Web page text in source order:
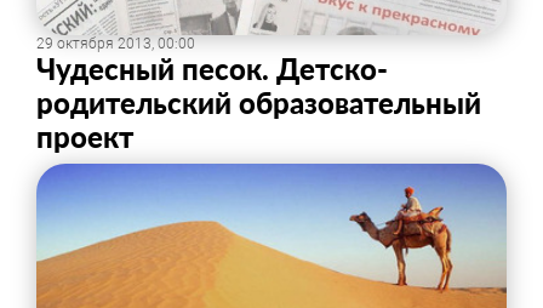
29 октября 2013, 00:00
Чудесный песок. Детско-
родительский образовательный
проект